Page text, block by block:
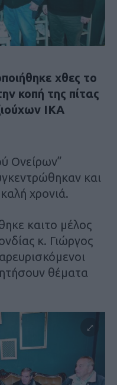
χθες το
κοπή της πίτας
ΙΚΑ
Ονείρων”
και
χρονιά.
καιτο μέλος
κ. Γιώργος
θέματα